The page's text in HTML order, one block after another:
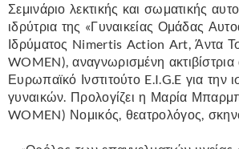
Σεμινάριο λεκτικής και σωματικής
ιδρύτρια της «Γυναικείας Ομάδας
Ιδρύματος Nimertis Action Art, Άντα
WOMEN), αναγνωρισμένη
Ευρωπαϊκό Ινστιτούτο E.I.G.E για την
γυναικών. Προλογίζει η Μαρία
WOMEN) Νομικός, θεατρολόγος,